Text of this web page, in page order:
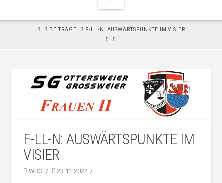
a
v
i
g
t
i
n
E
BEITRÄGE F-LL-N: AUSWÄRTSPUNKTE IM VISIER
F-LL-N: AUSWÄRTSPUNKTE IM
VISIER
WBO 23.11.2022